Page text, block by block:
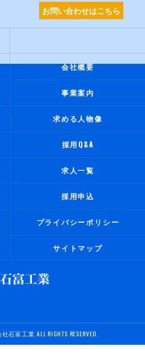
お問い合わせはこちら
会社概要
事業案内
求める人物像
採用Q&A
求人一覧
採用申込
プライバシーポリシー
サイトマップ
富工業 ALL RIGHTS RESERVED.